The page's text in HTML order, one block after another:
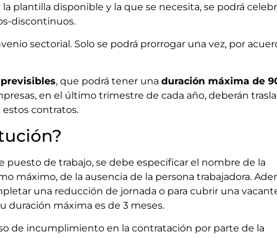
plantilla disponible y la que se necesita, se podrá
discontinuos.
sectorial. Solo se podrá prorrogar una vez, por
previsibles, que podrá tener una duración máxima de
en el último trimestre de cada año, deberán
estos contratos.
de trabajo, se debe especificar el nombre de la
máximo, de la ausencia de la persona trabajadora.
una reducción de jornada o para cubrir una
duración máxima es de 3 meses.
de incumplimiento en la contratación por parte de la